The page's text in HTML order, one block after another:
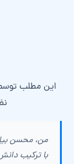
این مطلب
من، محسن
با ترکیب